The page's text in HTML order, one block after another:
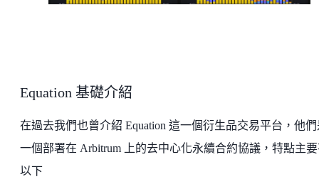
Equation 基礎介紹
在過去我們也曾介紹 Equation 這一個衍生品交易平台，他
一個部署在 Arbitrum 上的去中心化永續合約協議，特點主
以下